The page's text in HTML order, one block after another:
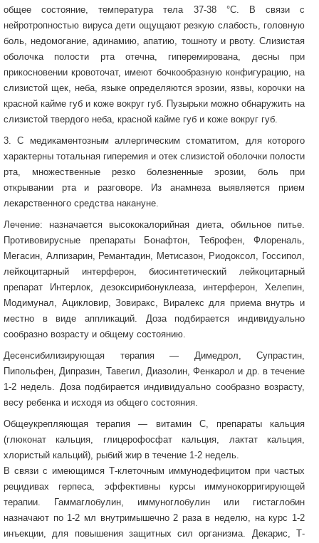
общее состояние, температура тела 37-38 °С. В связи с
нейротропностью вируса дети ощущают резкую слабость, головную
боль, недомогание, адинамию, апатию, тошноту и рвоту. Слизистая
оболочка полости рта отечна, гиперемирована, десны при
прикосновении кровоточат, имеют бочкообразную конфигурацию, на
слизистой щек, неба, языке определяются эрозии, язвы, корочки на
красной кайме губ и коже вокруг губ. Пузырьки можно обнаружить на
слизистой твердого неба, красной кайме губ и коже вокруг губ.
3. С медикаментозным аллергическим стоматитом, для которого
характерны тотальная гиперемия и отек слизистой оболочки полости
рта, множественные резко болезненные эрозии, боль при
открывании рта и разговоре. Из анамнеза выявляется прием
лекарственного средства накануне.
Лечение: назначается высококалорийная диета, обильное питье.
Противовирусные препараты Бонафтон, Теброфен, Флореналь,
Мегасин, Алпизарин, Ремантадин, Метисазон, Риодоксол, Госсипол,
лейкоцитарный интерферон, биосинтетический лейкоцитарный
препарат Интерлок, дезоксирибонуклеаза, интерферон, Хелепин,
Модимунал, Ацикловир, Зовиракс, Виралекс для приема внутрь и
местно в виде аппликаций. Доза подбирается индивидуально
сообразно возрасту и общему состоянию.
Десенсибилизирующая терапия — Димедрол, Супрастин,
Пипольфен, Дипразин, Тавегил, Диазолин, Фенкарол и др. в течение
1-2 недель. Доза подбирается индивидуально сообразно возрасту,
весу ребенка и исходя из общего состояния.
Общеукрепляющая терапия — витамин С, препараты кальция
(глюконат кальция, глицерофосфат кальция, лактат кальция,
хлористый кальций), рыбий жир в течение 1-2 недель.
В связи с имеющимся Т-клеточным иммунодефицитом при частых
рецидивах герпеса, эффективны курсы иммунокорригирующей
терапии. Гаммаглобулин, иммуноглобулин или гистаглобин
назначают по 1-2 мл внутримышечно 2 раза в неделю, на курс 1-2
инъекции, для повышения защитных сил организма. Декарис, Т-